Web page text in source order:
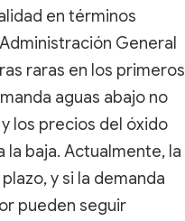
en términos
General
raras en los primeros
aguas abajo no
los precios del óxido
baja. Actualmente, la
y si la demanda
pueden seguir